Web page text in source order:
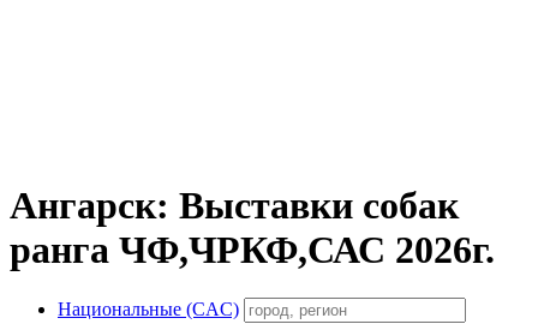
Ангарск: Выставки собак
ранга ЧФ,ЧРКФ,САС 2026г.
Национальные (CAC)